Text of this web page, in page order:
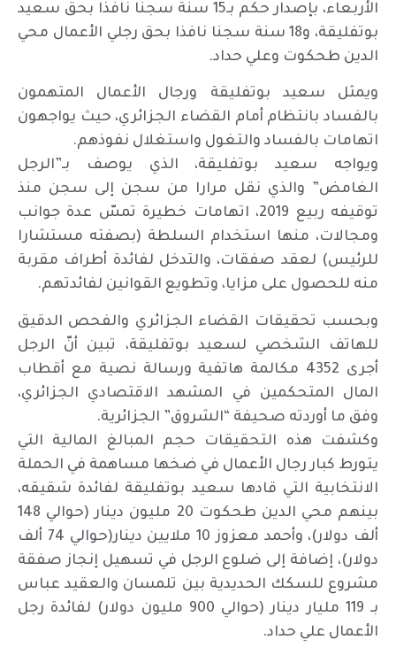
الأربعاء، بإصدار حكم بـ15 سنة سجنا نافذا بحق سعيد
بوتفليقة، و18 سنة سجنا نافذا بحق رجلي الأعمال محي
الدين طحكوت وعلي حداد.
ويمثل سعيد بوتفليقة ورجال الأعمال المتهمون
بالفساد بانتظام أمام القضاء الجزائري، حيث يواجهون
اتهامات بالفساد والتغول واستغلال نفوذهم.
ويواجه سعيد بوتفليقة، الذي يوصف بـ”الرجل
الغامض” والذي نقل مرارا من سجن إلى سجن منذ
توقيفه ربيع 2019، اتهامات خطيرة تمسّ عدة جوانب
ومجالات، منها استخدام السلطة (بصفته مستشارا
للرئيس) لعقد صفقات، والتدخل لفائدة أطراف مقربة
منه للحصول على مزايا، وتطويع القوانين لفائدتهم.
وبحسب تحقيقات القضاء الجزائري والفحص الدقيق
للهاتف الشخصي لسعيد بوتفليقة، تبين أنّ الرجل
أجرى 4352 مكالمة هاتفية ورسالة نصية مع أقطاب
المال المتحكمين في المشهد الاقتصادي الجزائري،
وفق ما أوردته صحيفة “الشروق” الجزائرية.
وكشفت هذه التحقيقات حجم المبالغ المالية التي
يتورط كبار رجال الأعمال في ضخها مساهمة في الحملة
الانتخابية التي قادها سعيد بوتفليقة لفائدة شقيقه،
بينهم محي الدين طحكوت 20 مليون دينار (حوالي 148
ألف دولار)، وأحمد معزوز 10 ملايين دينار(حوالي 74 ألف
دولار)، إضافة إلى ضلوع الرجل في تسهيل إنجاز صفقة
مشروع للسكك الحديدية بين تلمسان والعقيد عباس
بـ 119 مليار دينار (حوالي 900 مليون دولار) لفائدة رجل
الأعمال علي حداد.